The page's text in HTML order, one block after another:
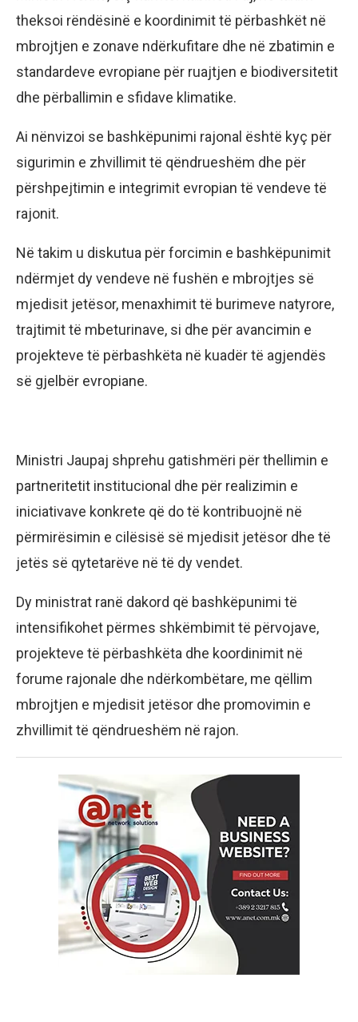
theksoi rëndësinë e koordinimit të përbashkët në
mbrojtjen e zonave ndërkufitare dhe në zbatimin e
standardeve evropiane për ruajtjen e biodiversitetit
dhe përballimin e sfidave klimatike.
Ai nënvizoi se bashkëpunimi rajonal është kyç për
sigurimin e zhvillimit të qëndrueshëm dhe për
përshpejtimin e integrimit evropian të vendeve të
rajonit.
Në takim u diskutua për forcimin e bashkëpunimit
ndërmjet dy vendeve në fushën e mbrojtjes së
mjedisit jetësor, menaxhimit të burimeve natyrore,
trajtimit të mbeturinave, si dhe për avancimin e
projekteve të përbashkëta në kuadër të agjendës
së gjelbër evropiane.
Ministri Jaupaj shprehu gatishmëri për thellimin e
partneritetit institucional dhe për realizimin e
iniciativave konkrete që do të kontribuojnë në
përmirësimin e cilësisë së mjedisit jetësor dhe të
jetës së qytetarëve në të dy vendet.
Dy ministrat ranë dakord që bashkëpunimi të
intensifikohet përmes shkëmbimit të përvojave,
projekteve të përbashkëta dhe koordinimit në
forume rajonale dhe ndërkombëtare, me qëllim
mbrojtjen e mjedisit jetësor dhe promovimin e
zhvillimit të qëndrueshëm në rajon.